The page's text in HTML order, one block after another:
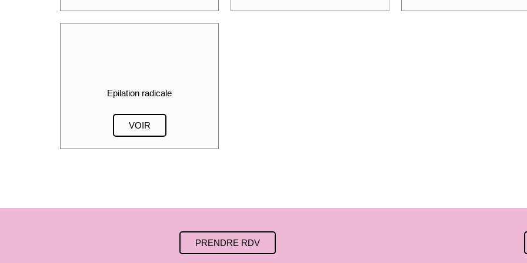
Epilation radicale
VOIR
PRENDRE RDV